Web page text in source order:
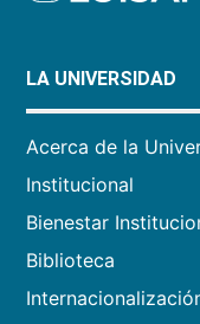
LA UNIVERSIDAD
Acerca de la
Institucional
Bienestar
Biblioteca